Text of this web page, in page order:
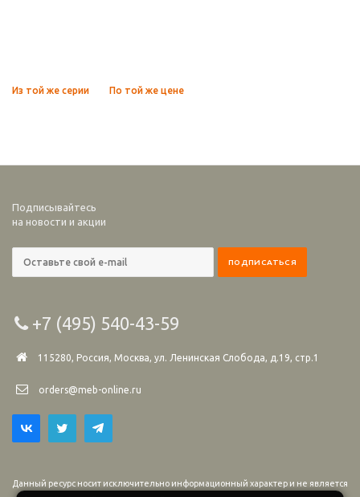
Из той же серии По той же цене
Подписывайтесь
на новости и акции
+7 (495) 540-43-59
115280, Россия, Москва, ул. Ленинская Слобода, д.19, стр.1
orders@meb-online.ru
Данный ресурс носит исключительно информационный характер и не является